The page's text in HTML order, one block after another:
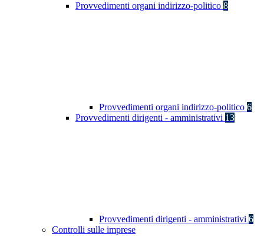
Provvedimenti organi indirizzo-politico 8
Provvedimenti organi indirizzo-politico 6
Provvedimenti dirigenti - amministrativi 13
Provvedimenti dirigenti - amministrativi 6
Controlli sulle imprese